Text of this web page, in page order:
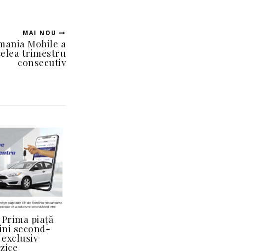
MAI NOU
Mobile a
trimestru
consecutiv
piață
second-